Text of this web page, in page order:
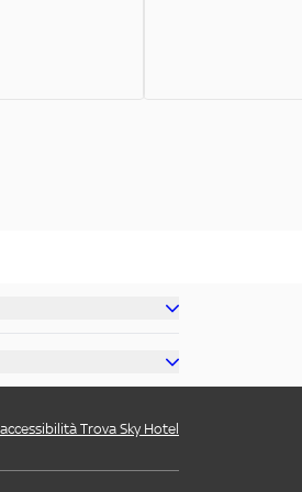
Trova Sky Hotel